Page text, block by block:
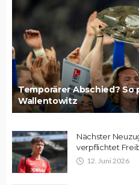
Temporärer Abschied? So
Wallentowitz
Nächster
verpflichtet
12. Juni 2026